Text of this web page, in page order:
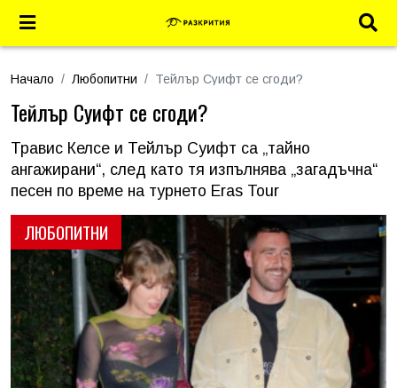
Начало Любопитни Тейлър Суифт се сгоди?
ЛЮБОПИТНИ
Тейлър Суифт се сгоди?
Травис Келсе и Тейлър Суифт са „тайно
ангажирани“, след като тя изпълнява „загадъчна“
песен по време на турнето Eras Tour